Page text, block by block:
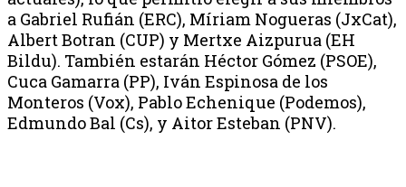
a Gabriel Rufián (ERC), Míriam Nogueras (JxCat),
Albert Botran (CUP) y Mertxe Aizpurua (EH
Bildu). También estarán Héctor Gómez (PSOE),
Cuca Gamarra (PP), Iván Espinosa de los
Monteros (Vox), Pablo Echenique (Podemos),
Edmundo Bal (Cs), y Aitor Esteban (PNV).